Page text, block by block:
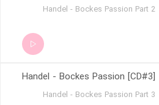
Handel - Bockes Passion Part 2
Handel - Bockes Passion [CD#3]
Handel - Bockes Passion Part 3